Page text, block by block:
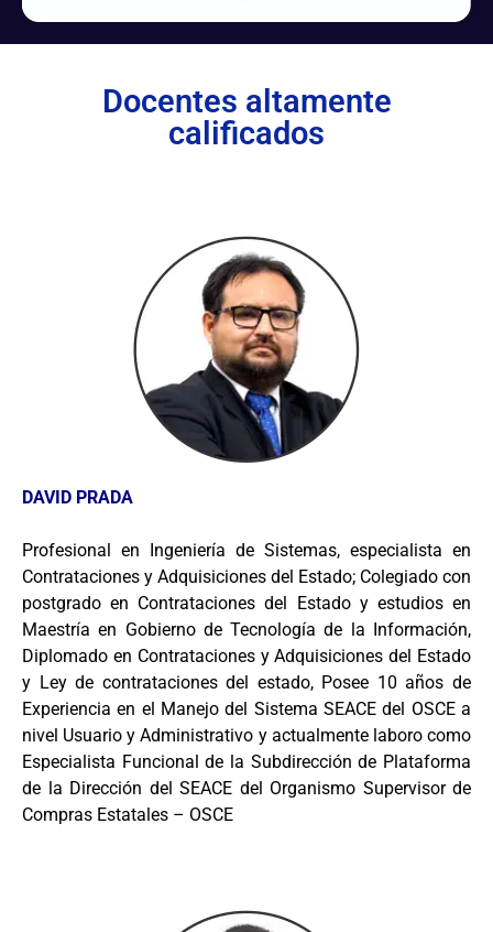
Docentes altamente
calificados
DAVID PRADA
Profesional en Ingeniería de Sistemas, especialista en
Contrataciones y Adquisiciones del Estado; Colegiado con
postgrado en Contrataciones del Estado y estudios en
Maestría en Gobierno de Tecnología de la Información,
Diplomado en Contrataciones y Adquisiciones del Estado
y Ley de contrataciones del estado, Posee 10 años de
Experiencia en el Manejo del Sistema SEACE del OSCE a
nivel Usuario y Administrativo y actualmente laboro como
Especialista Funcional de la Subdirección de Plataforma
de la Dirección del SEACE del Organismo Supervisor de
Compras Estatales – OSCE